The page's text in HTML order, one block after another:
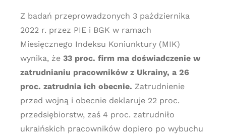
Z badań przeprowadzonych 3 października
2022 r. przez PIE i BGK w ramach
Miesięcznego Indeksu Koniunktury (MIK)
wynika, że 33 proc. firm ma doświadczenie w
zatrudnianiu pracowników z Ukrainy, a 26
proc. zatrudnia ich obecnie. Zatrudnienie
przed wojną i obecnie deklaruje 22 proc.
przedsiębiorstw, zaś 4 proc. zatrudniło
ukraińskich pracowników dopiero po wybuchu